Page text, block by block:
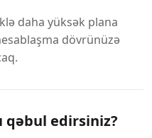
daha yüksək plana
dövrünüzə
qəbul edirsiniz?